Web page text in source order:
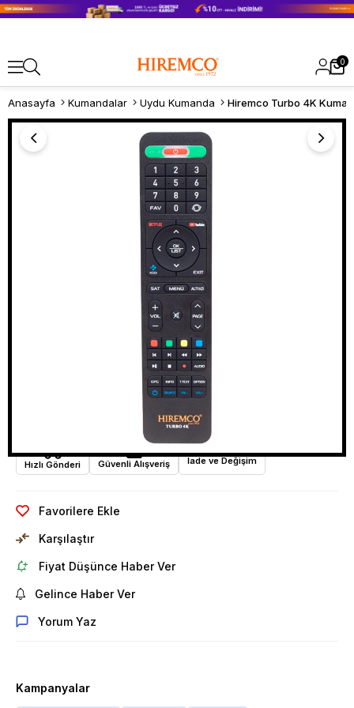
0
Anasayfa Kumandalar Uydu Kumanda Hiremco Turbo 4K
Hiremco Turbo 4K Kumanda
1S61DXZWG5
Uydu Kumanda
Hızlı Gönderi Güvenli Alışveriş İade ve Değişim
Favorilere Ekle
Karşılaştır
Fiyat Düşünce Haber Ver
Gelince Haber Ver
Yorum Yaz
Kampanyalar